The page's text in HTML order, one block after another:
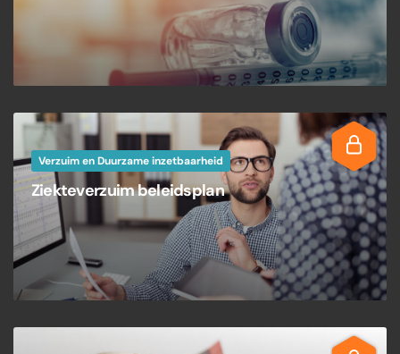
Verzuim en Duurzame inzetbaarheid
Ziekteverzuim beleidsplan